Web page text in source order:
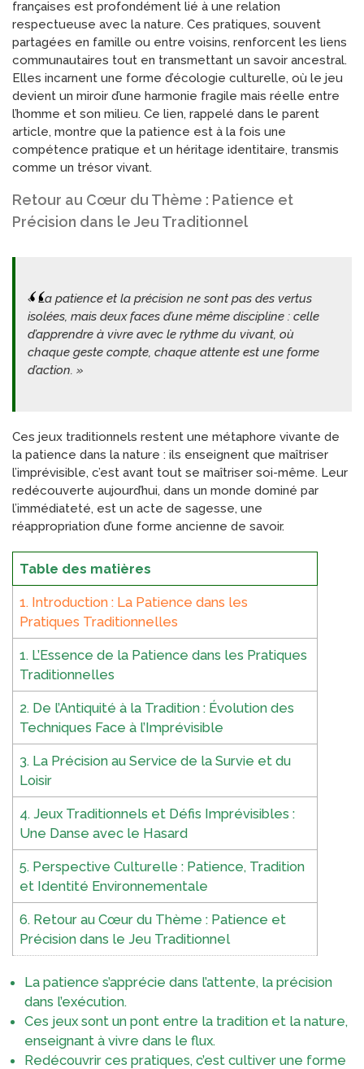
françaises est profondément lié à une relation
respectueuse avec la nature. Ces pratiques, souvent
partagées en famille ou entre voisins, renforcent les liens
communautaires tout en transmettant un savoir ancestral.
Elles incarnent une forme d’écologie culturelle, où le jeu
devient un miroir d’une harmonie fragile mais réelle entre
l’homme et son milieu. Ce lien, rappelé dans le parent
article, montre que la patience est à la fois une
compétence pratique et un héritage identitaire, transmis
comme un trésor vivant.
Retour au Cœur du Thème : Patience et
Précision dans le Jeu Traditionnel
« La patience et la précision ne sont pas des vertus
isolées, mais deux faces d’une même discipline : celle
d’apprendre à vivre avec le rythme du vivant, où
chaque geste compte, chaque attente est une forme
d’action. »
Ces jeux traditionnels restent une métaphore vivante de
la patience dans la nature : ils enseignent que maîtriser
l’imprévisible, c’est avant tout se maîtriser soi-même. Leur
redécouverte aujourd’hui, dans un monde dominé par
l’immédiateté, est un acte de sagesse, une
réappropriation d’une forme ancienne de savoir.
Table des matières
1. Introduction : La Patience dans les
Pratiques Traditionnelles
1. L’Essence de la Patience dans les Pratiques
Traditionnelles
2. De l’Antiquité à la Tradition : Évolution des
Techniques Face à l’Imprévisible
3. La Précision au Service de la Survie et du
Loisir
4. Jeux Traditionnels et Défis Imprévisibles :
Une Danse avec le Hasard
5. Perspective Culturelle : Patience, Tradition
et Identité Environnementale
6. Retour au Cœur du Thème : Patience et
Précision dans le Jeu Traditionnel
La patience s’apprécie dans l’attente, la précision
dans l’exécution.
Ces jeux sont un pont entre la tradition et la nature,
enseignant à vivre dans le flux.
Redécouvrir ces pratiques, c’est cultiver une forme